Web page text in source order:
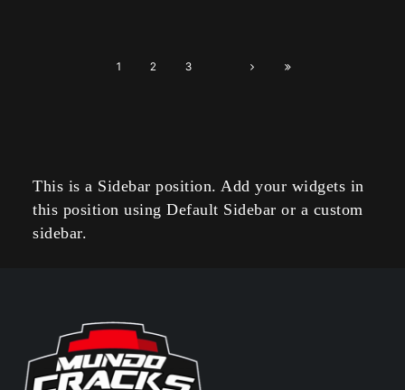
1 2 3
This is a Sidebar position. Add your widgets in
this position using Default Sidebar or a custom
sidebar.